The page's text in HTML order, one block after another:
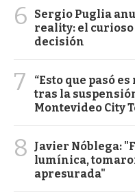
6
Sergio Puglia
reality: el
decisión
7
“Esto que pasó
tras la
Montevideo City
8
Javier Nóblega:
lumínica,
apresurada"